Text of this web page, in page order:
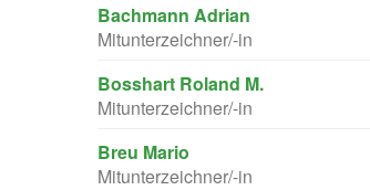
Bachmann Adrian
Mitunterzeichner/-in
Bosshart Roland M.
Mitunterzeichner/-in
Breu Mario
Mitunterzeichner/-in